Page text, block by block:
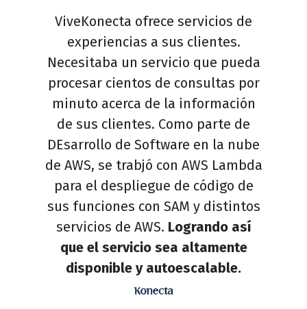
ViveKonecta ofrece servicios de
experiencias a sus clientes.
Necesitaba un servicio que pueda
procesar cientos de consultas por
minuto acerca de la información
de sus clientes. Como parte de
DEsarrollo de Software en la nube
de AWS, se trabjó con AWS Lambda
para el despliegue de código de
sus funciones con SAM y distintos
servicios de AWS. Logrando así
que el servicio sea altamente
disponible y autoescalable.